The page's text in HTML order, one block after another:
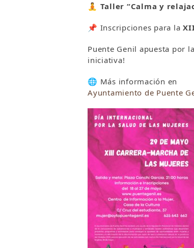
🧘 Taller “Calma y
📌 Inscripciones para la
Puente Genil apuesta por
iniciativa!
🌐 Más información en
Ayuntamiento de Puente